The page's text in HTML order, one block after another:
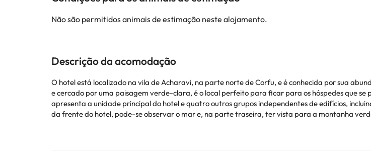
Não são permitidos animais de estimação neste alojamento.
Descrição da acomodação
O hotel está localizado na vila de Acharavi, na parte norte de Corfu, e é conhecida por sua
e cercado por uma paisagem verde-clara, é o local perfeito para ficar para os hóspedes que
apresenta a unidade principal do hotel e quatro outros grupos independentes de edifícios,
da frente do hotel, pode-se observar o mar e, na parte traseira, ter vista para a montanha